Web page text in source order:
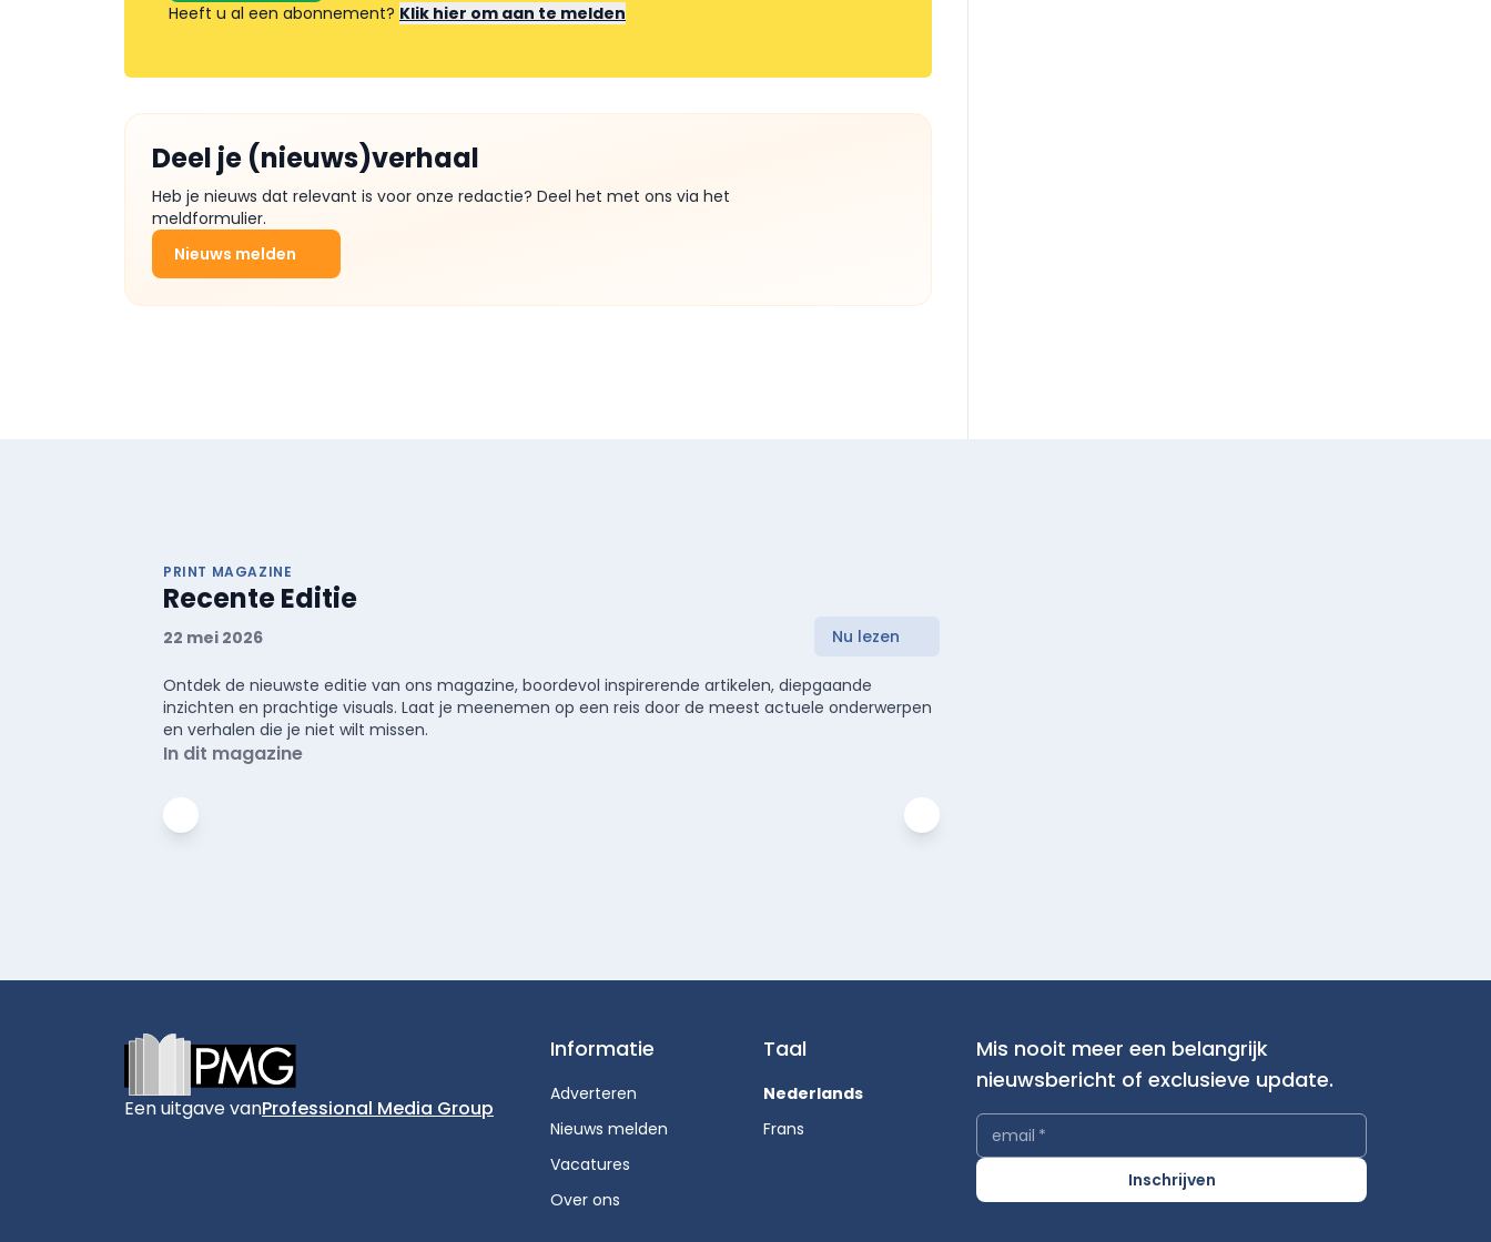
Heeft u al een abonnement? Klik hier om aan te melden
Deel je (nieuws)verhaal
Heb je nieuws dat relevant is voor onze redactie? Deel het met ons via het
meldformulier.
Nieuws melden
PRINT MAGAZINE
Recente Editie
22 mei 2026 Nu lezen
Ontdek de nieuwste editie van ons magazine, boordevol inspirerende artikelen, diepgaande
inzichten en prachtige visuals. Laat je meenemen op een reis door de meest actuele onderwerpen
en verhalen die je niet wilt missen.
In dit magazine
Een uitgave vanProfessional Media Group
Informatie
Adverteren
Nieuws melden
Vacatures
Over ons
Taal
Nederlands
Frans
Mis nooit meer een belangrijk
nieuwsbericht of exclusieve update.
email *
Inschrijven